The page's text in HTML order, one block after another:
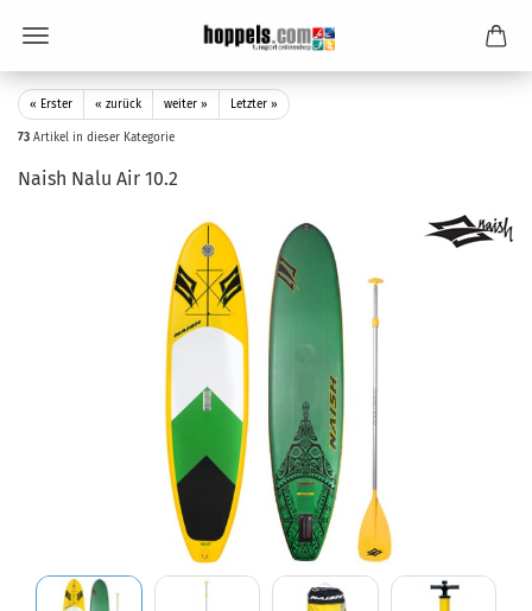
« Erster « zurück weiter » Letzter »
73 Artikel in dieser Kategorie
Naish Nalu Air 10.2